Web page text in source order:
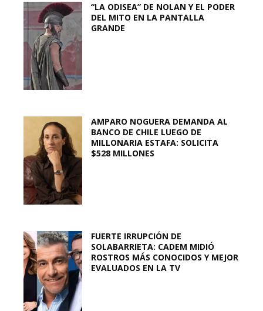
“LA ODISEA” DE NOLAN Y EL PODER
DEL MITO EN LA PANTALLA
GRANDE
AMPARO NOGUERA DEMANDA AL
BANCO DE CHILE LUEGO DE
MILLONARIA ESTAFA: SOLICITA
$528 MILLONES
FUERTE IRRUPCIÓN DE
SOLABARRIETA: CADEM MIDIÓ
ROSTROS MÁS CONOCIDOS Y MEJOR
EVALUADOS EN LA TV